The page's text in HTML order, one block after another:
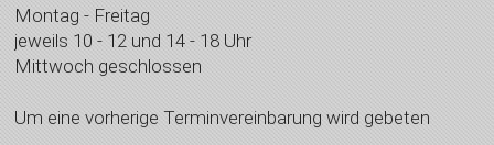
Montag - Freitag
jeweils 10 - 12 und 14 - 18 Uhr
Mittwoch geschlossen
Um eine vorherige Terminvereinbarung wird gebeten